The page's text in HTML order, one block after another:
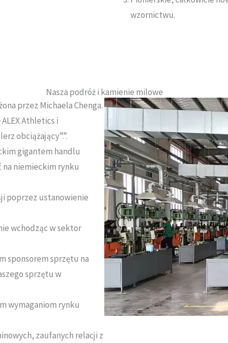
wzornictwu.
Nasza podróż i kamienie milowe
przez Michaela Chenga.
Athletics i
obciążający”.”.
gigantem handlu
niemieckim rynku
poprzez ustanowienie
wchodząc w sektor
sponsorem sprzętu na
sprzętu w
wymaganiom rynku
zaufanych relacji z